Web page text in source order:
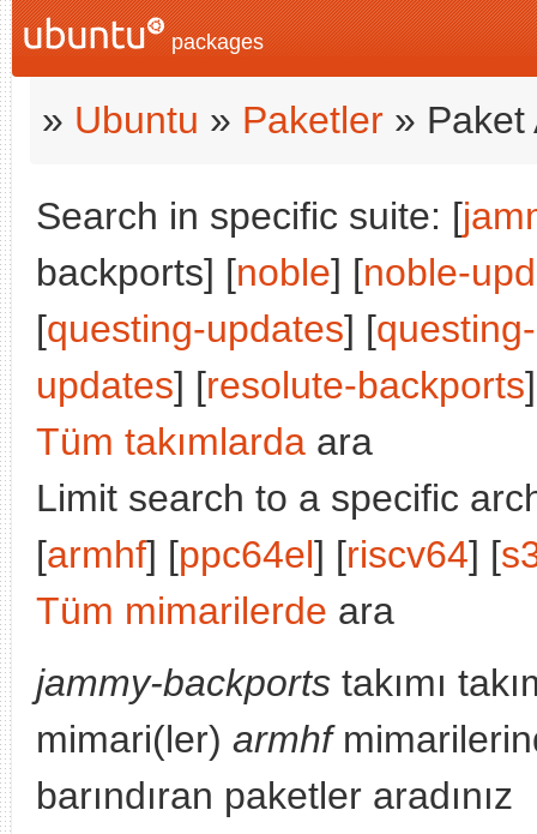
packages
» Ubuntu » Paketler » Paket
Search in specific suite: [
backports] [noble] [noble-
[questing-updates] [
updates] [resolute-backports
Tüm takımlarda ara
Limit search to a specific
[armhf] [ppc64el] [riscv64] [
Tüm mimarilerde ara
jammy-backports takımı
mimari(ler) armhf
barındıran paketler aradınız